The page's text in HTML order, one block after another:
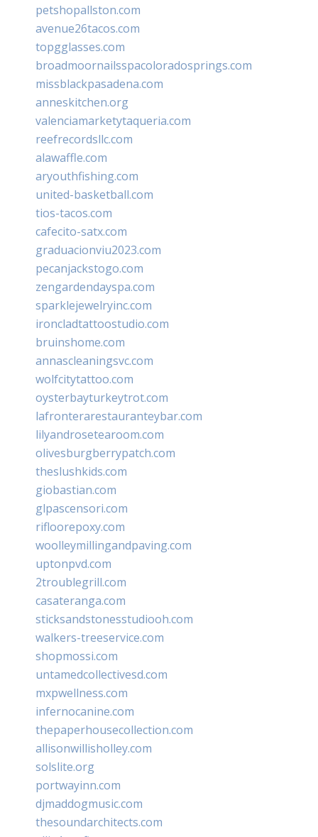
petshopallston.com
avenue26tacos.com
topgglasses.com
broadmoornailsspacoloradosprings.com
missblackpasadena.com
anneskitchen.org
valenciamarketytaqueria.com
reefrecordsllc.com
alawaffle.com
aryouthfishing.com
united-basketball.com
tios-tacos.com
cafecito-satx.com
graduacionviu2023.com
pecanjackstogo.com
zengardendayspa.com
sparklejewelryinc.com
ironcladtattoostudio.com
bruinshome.com
annascleaningsvc.com
wolfcitytattoo.com
oysterbayturkeytrot.com
lafronterarestauranteybar.com
lilyandrosetearoom.com
olivesburgberrypatch.com
theslushkids.com
giobastian.com
glpascensori.com
rifloorepoxy.com
woolleymillingandpaving.com
uptonpvd.com
2troublegrill.com
casateranga.com
sticksandstonesstudiooh.com
walkers-treeservice.com
shopmossi.com
untamedcollectivesd.com
mxpwellness.com
infernocanine.com
thepaperhousecollection.com
allisonwillisholley.com
solslite.org
portwayinn.com
djmaddogmusic.com
thesoundarchitects.com